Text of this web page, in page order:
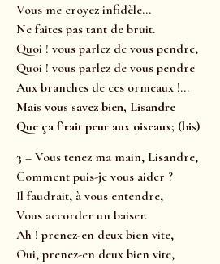
Vous me croyez infidèle…
Ne faites pas tant de bruit.
Quoi ! vous parlez de vous pendre,
Quoi ! vous parlez de vous pendre
Aux branches de ces ormeaux !…
Mais vous savez bien, Lisandre
Que ça f’rait peur aux oiseaux; (bis)
3 – Vous tenez ma main, Lisandre,
Comment puis-je vous aider ?
Il faudrait, à vous entendre,
Vous accorder un baiser.
Ah ! prenez-en deux bien vite,
Oui, prenez-en deux bien vite,